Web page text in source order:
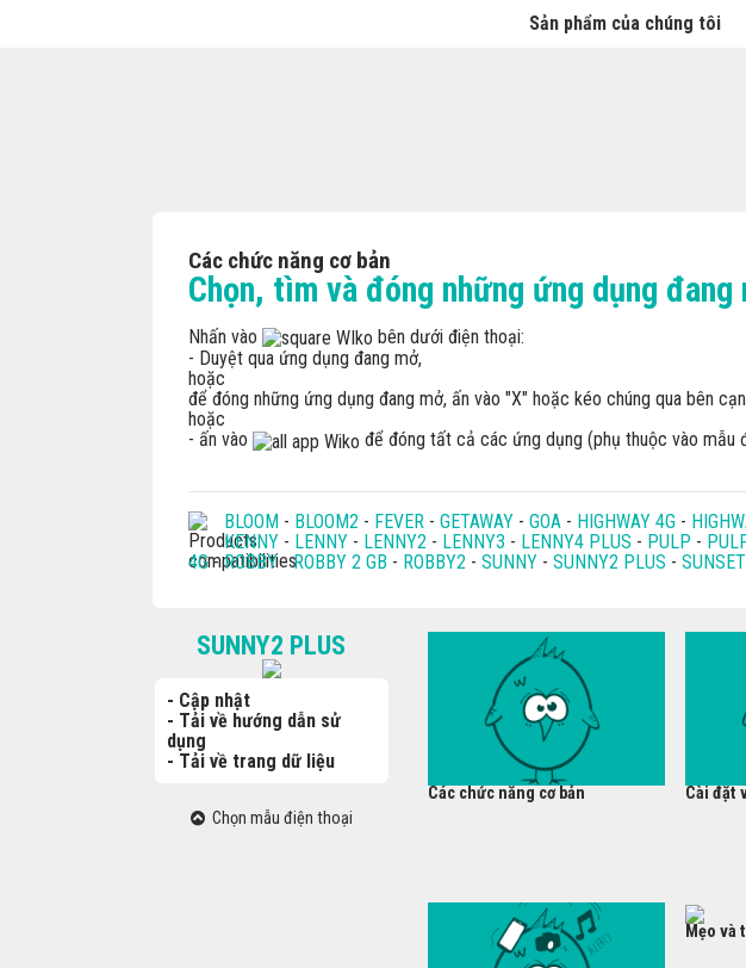
Sản phẩm của chúng tôi
Các chức năng cơ bản
Chọn, tìm và đóng những ứng dụng đang
Nhấn vào
bên dưới điện thoại:
- Duyệt qua ứng dụng đang mở,
hoặc
để đóng những ứng dụng đang mở, ấn vào "X" hoặc kéo chúng qua bên
hoặc
- ấn vào
để đóng tất cả các ứng dụng (phụ thuộc vào mẫu
BLOOM - BLOOM2 - FEVER -GETAWAY -GOA - HIGHWAY 4G -
KENNY - LENNY - LENNY2 - LENNY3 - LENNY4 PLUS - PULP -
4G-ROBBY-ROBBY 2 GB - ROBBY2 -SUNNY -SUNNY2 PLUS -SUNSET
SUNNY2 PLUS
- Cập nhật
- Tải về hướng dẫn sử
dụng
- Tải về trang dữ liệu
Chọn mẫu điện thoại
Các chức năng cơ bản Cài đặt
Mẹo và